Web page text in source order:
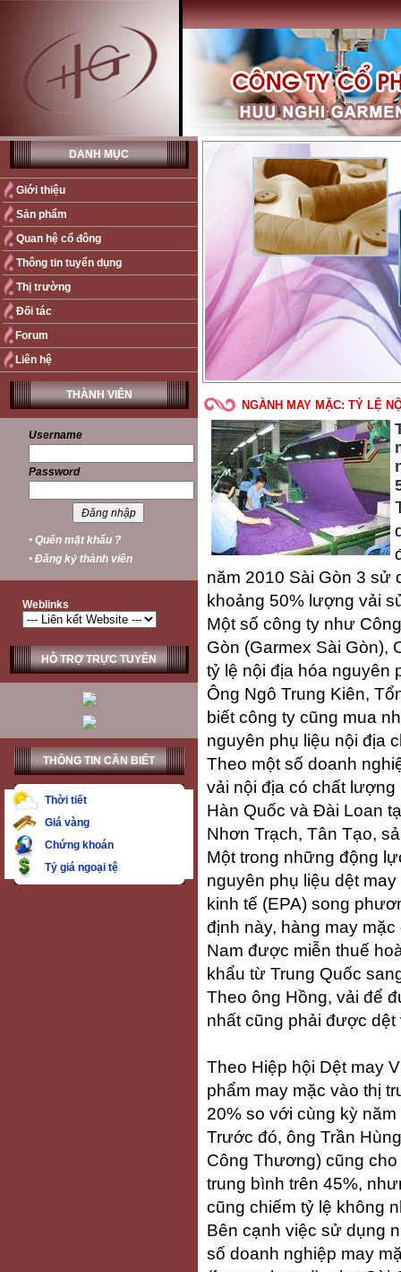
DANH MỤC
Giới thiệu
Sản phẩm
Quan hệ cổ đông
Thông tin tuyển dụng
Thị trường
Đối tác
Forum
Liên hệ
THÀNH VIÊN
Username
Password
• Quên mật khẩu ?
• Đăng ký thành viên
Weblinks
HỖ TRỢ TRỰC TUYẾN
THÔNG TIN CẦN BIẾT
Thời tiết
Giá vàng
Chứng khoán
Tỷ giá ngoại tệ
NGÀNH MAY MẶC: TỶ LỆ
năm 2010 Sài Gòn 3 sử
khoảng 50% lượng vải
Một số công ty như
Gòn (Garmex Sài Gòn),
tỷ lệ nội địa hóa nguyên
Ông Ngô Trung Kiên,
biết công ty cũng mua
nguyên phụ liệu nội địa
Theo một số doanh
vải nội địa có chất
Hàn Quốc và Đài Loan
Nhơn Trạch, Tân Tạo,
Một trong những động
nguyên phụ liệu dệt
kinh tế (EPA) song
định này, hàng may
Nam được miễn thuế
khẩu từ Trung Quốc
Theo ông Hồng, vải để
nhất cũng phải được
Theo Hiệp hội Dệt may
phẩm may mặc vào thị
20% so với cùng kỳ năm
Trước đó, ông Trần
Công Thương) cũng
trung bình trên 45%,
cũng chiếm tỷ lệ không
Bên cạnh việc sử dụng
số doanh nghiệp may